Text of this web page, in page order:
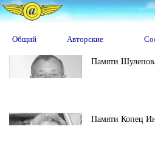
Общий Авторские
Памяти
Памяти Копец